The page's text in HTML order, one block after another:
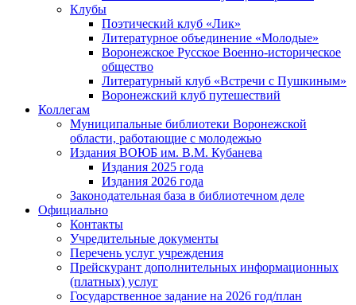
Клубы
Поэтический клуб «Лик»
Литературное объединение «Молодые»
Воронежское Русское Военно-историческое
общество
Литературный клуб «Встречи с Пушкиным»
Воронежский клуб путешествий
Коллегам
Муниципальные библиотеки Воронежской
области, работающие с молодежью
Издания ВОЮБ им. В.М. Кубанева
Издания 2025 года
Издания 2026 года
Законодательная база в библиотечном деле
Официально
Контакты
Учредительные документы
Перечень услуг учреждения
Прейскурант дополнительных информационных
(платных) услуг
Государственное задание на 2026 год/план